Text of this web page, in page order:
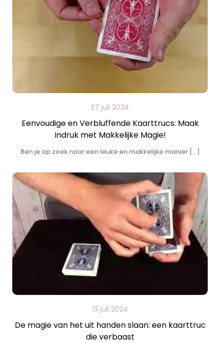
27 juli 2024
Eenvoudige en Verbluffende Kaarttrucs: Maak
Indruk met Makkelijke Magie!
Ben je op zoek naar een leuke en makkelijke manier […]
13 juli 2024
De magie van het uit handen slaan: een kaarttruc
die verbaast